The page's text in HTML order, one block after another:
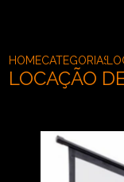
HOMECATEGORIAS
LOCAÇÃO